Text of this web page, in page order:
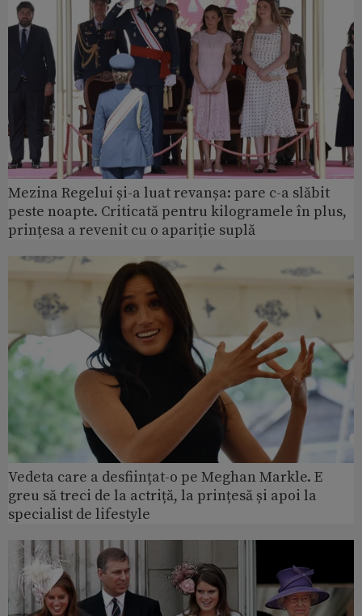
Mezina Regelui și-a luat revanșa: pare c-a slăbit
peste noapte. Criticată pentru kilogramele în plus,
prințesa a revenit cu o apariție suplă
Vedeta care a desființat-o pe Meghan Markle. E
greu să treci de la actriță, la prințesă și apoi la
specialist de lifestyle